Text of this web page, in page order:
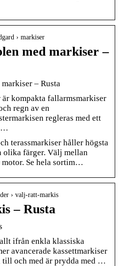
› markiser
med markiser –
– Rusta
är kompakta fallarmsmarkiser
regn av en
regleras med ett
…
terassmarkiser håller högsta
färger. Välj mellan
Se hela sortim…
› valj-ratt-markis
– Rusta
ifrån enkla klassiska
avancerade kassettmarkiser
till och med är prydda med …